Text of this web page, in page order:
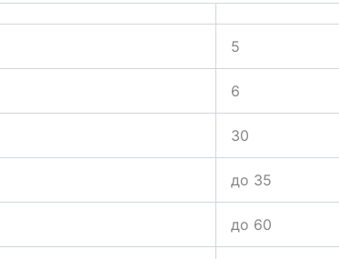
5
6
30
до 35
до 60